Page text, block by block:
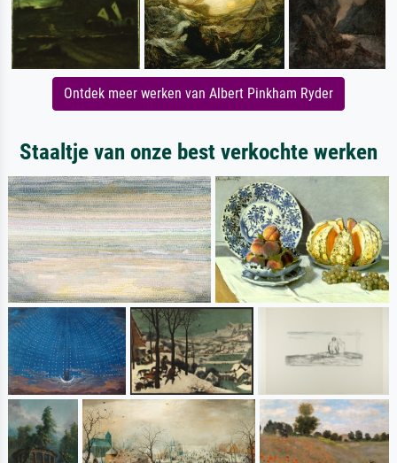
Ontdek meer werken van Albert Pinkham Ryder
Staaltje van onze best verkochte werken